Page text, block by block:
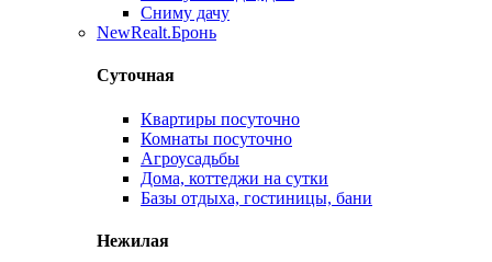
Сниму дачу
NewRealt.Бронь
Суточная
Квартиры посуточно
Комнаты посуточно
Агроусадьбы
Дома, коттеджи на сутки
Базы отдыха, гостиницы, бани
Нежилая